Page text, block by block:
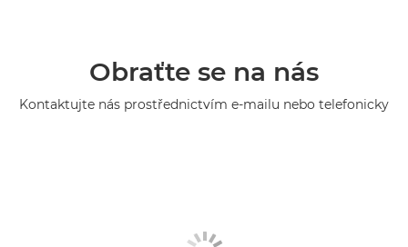
Obraťte se na nás
Kontaktujte nás prostřednictvím e-mailu nebo telefonicky